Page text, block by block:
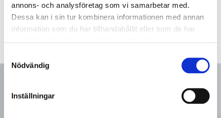
annons- och analysföretag som vi samarbetar med.
Dessa kan i sin tur kombinera informationen med annan
information som du har tillhandahållit eller som de har
Nödvändig
Inställningar
Ring oss